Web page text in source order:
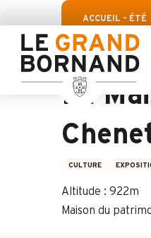
au
contenu
principal
ACCUEIL – ÉTÉ
4 juillet > 22 août
La
CULTURE
Altitude : 922m
Maison du